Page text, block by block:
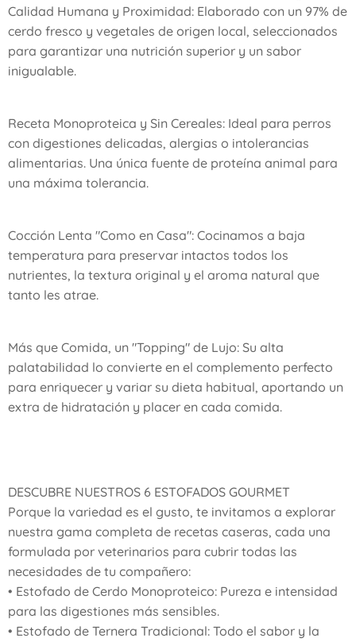
​Calidad Humana y Proximidad: Elaborado con un 97% de
cerdo fresco y vegetales de origen local, seleccionados
para garantizar una nutrición superior y un sabor
inigualable.
​Receta Monoproteica y Sin Cereales: Ideal para perros
con digestiones delicadas, alergias o intolerancias
alimentarias. Una única fuente de proteína animal para
una máxima tolerancia.
​Cocción Lenta "Como en Casa": Cocinamos a baja
temperatura para preservar intactos todos los
nutrientes, la textura original y el aroma natural que
tanto les atrae.
​Más que Comida, un "Topping" de Lujo: Su alta
palatabilidad lo convierte en el complemento perfecto
para enriquecer y variar su dieta habitual, aportando un
extra de hidratación y placer en cada comida.
​DESCUBRE NUESTROS 6 ESTOFADOS GOURMET
​Porque la variedad es el gusto, te invitamos a explorar
nuestra gama completa de recetas caseras, cada una
formulada por veterinarios para cubrir todas las
necesidades de tu compañero:
​• Estofado de Cerdo Monoproteico: Pureza e intensidad
para las digestiones más sensibles.
• ​Estofado de Ternera Tradicional: Todo el sabor y la